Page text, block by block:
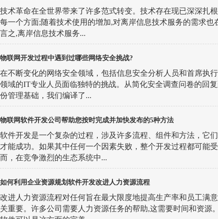
技术革命在全世界带来了许多范式转变。技术存在现已深深扎
每一个方面;随着技术使用的增加,对离岸信息技术服务的需求也
言之,离岸信息技术服务...
物联网开发过程中遇到过哪些网络安全挑战?
在不断变化的网络安全领域，包括信息安全分析人员和首席执
领域的IT专业人员面临独特的挑战。从简化安全调查问卷的回
份管理基础，我们编译了...
物联网软件开发公司帮助您按时完成并加快发布的5种方法
软件开发是一个复杂的过程，涉及许多流程、组件和方法，它
才能成功。如果其中任何一个因素失败，整个开发过程都可能
而，在竞争激烈的生态系统中...
如何利用企业资源规划软件开发改进人力资源流程
改进人力资源流程对任何旨在最大限度地提高生产率和员工满
关重要。许多公司需要人力资源任务的帮助,这需要时间和资源